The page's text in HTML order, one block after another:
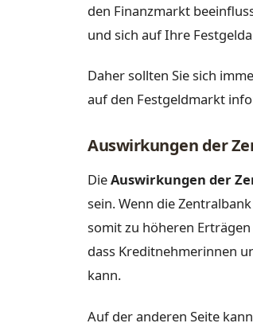
den Finanzmarkt
und sich auf Ihre
Daher sollten Sie sich
auf den Festgeldmarkt
Auswirkungen der
DieAuswirkungen der
sein. Wenn die
somit zu höheren
dass Kreditnehmerinnen
kann.
Auf der anderen Seite